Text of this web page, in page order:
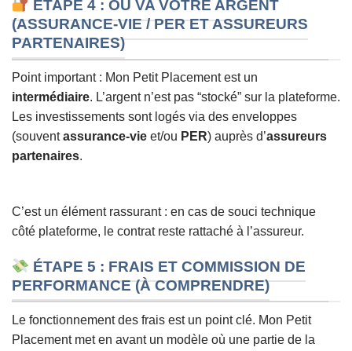
ÉTAPE 4 : OÙ VA VOTRE ARGENT
(ASSURANCE-VIE / PER ET ASSUREURS
PARTENAIRES)
Point important : Mon Petit Placement est un
intermédiaire. L’argent n’est pas “stocké” sur la plateforme.
Les investissements sont logés via des enveloppes
(souventassurance-vie et/ou PER) auprès d’assureurs
partenaires.
C’est un élément rassurant : en cas de souci technique
côté plateforme, le contrat reste rattaché à l’assureur.
ÉTAPE 5 : FRAIS ET COMMISSION DE
PERFORMANCE (À COMPRENDRE)
Le fonctionnement des frais est un point clé. Mon Petit
Placement met en avant un modèle où une partie de la